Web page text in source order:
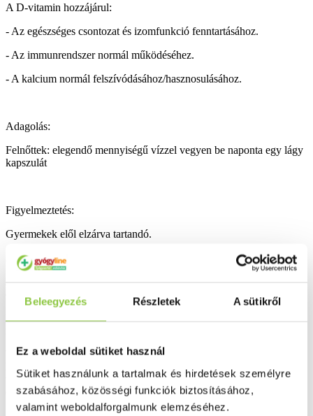
Beleegyezés Részletek A sütikről
Ez a weboldal sütiket használ
Sütiket használunk a tartalmak és hirdetések személyre
szabásához, közösségi funkciók biztosításához,
valamint weboldalforgalmunk elemzéséhez.
A D-vitamin hozzájárul:
- Az egészséges csontozat és izomfunkció fenntartásához.
- Az immunrendszer normál működéséhez.
- A kalcium normál felszívódásához/hasznosulásához.
Adagolás:
Felnőttek: elegendő mennyiségű vízzel vegyen be naponta egy lágy
kapszulát
Figyelmeztetés:
Gyermekek elől elzárva tartandó.
Az ajánlott napi mennyiséget ne lépje túl.
étrendet és az egészséges életmódot.
Ne szedjen ezzel a termékkel párhuzamosan más, nagy
Veseproblémákkal küzdők, vagy akiknél a vér vagy a vizelet
kalciumszintje magas, illetve akinek korábban veseköve volt, D-
vitamin tartalmú étrend-kiegészítő szedése előtt kérdezzék meg
orvosukat.